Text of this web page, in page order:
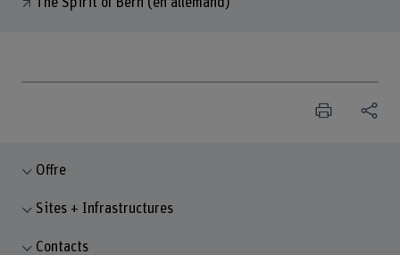
The Spirit of Bern (en allemand)
Offre
Sites + Infrastructures
Contacts